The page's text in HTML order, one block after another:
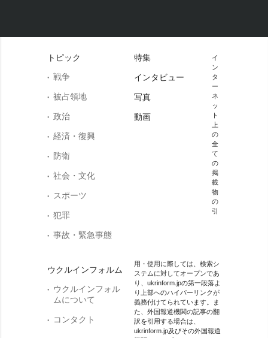
トピック
戦争
被占領地
政治
経済・復興
防衛
社会・文化
スポーツ
犯罪
事故・緊急事態
ウクルインフォルム
ウクルインフォル
ムについて
コンタクト
特集
インタビュー
写真
動画
イ
ン
タ
ー
ネ
ッ
ト
上
の
全
て
の
掲
載
物
の
引
用・使用に際しては、検索シ
ステムに対してオープンであ
り、ukrinform.jpの第一段落よ
り上部へのハイパーリンクが
義務付けてられています。ま
た、外国報道機関の記事の翻
訳を引用する場合は、
ukrinform.jp及びその外国報道